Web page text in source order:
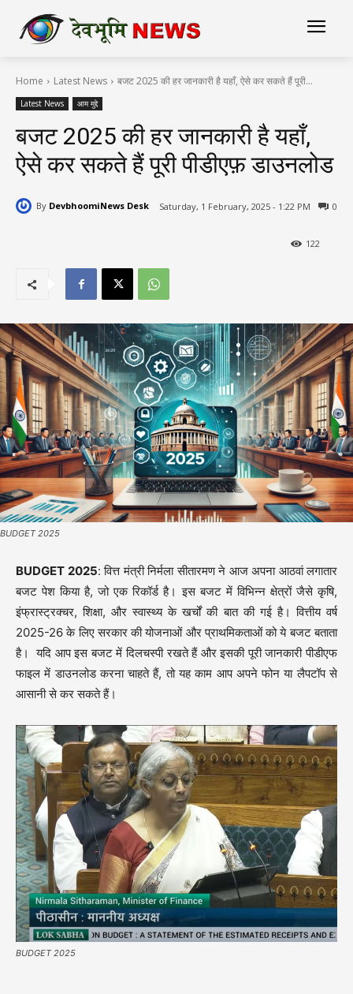
Home Latest News बजट 2025 की हर जानकारी है यहाँ, ऐसे कर सकते हैं पूरी...
Latest News आम मुद्दे
बजट 2025 की हर जानकारी है यहाँ,
ऐसे कर सकते हैं पूरी पीडीएफ़ डाउनलोड
By DevbhoomiNews Desk Saturday, 1 February, 2025 - 1:22 PM 0
122
BUDGET 2025
BUDGET 2025: वित्त मंत्री निर्मला सीतारमण ने आज अपना आठवां लगातार
बजट पेश किया है, जो एक रिकॉर्ड है। इस बजट में विभिन्न क्षेत्रों जैसे कृषि,
इंफ्रास्ट्रक्चर, शिक्षा, और स्वास्थ्य के खर्चों की बात की गई है। वित्तीय वर्ष
2025-26 के लिए सरकार की योजनाओं और प्राथमिकताओं को ये बजट बताता
है। यदि आप इस बजट में दिलचस्पी रखते हैं और इसकी पूरी जानकारी पीडीएफ
फाइल में डाउनलोड करना चाहते हैं, तो यह काम आप अपने फोन या लैपटॉप से
आसानी से कर सकते हैं।
BUDGET 2025